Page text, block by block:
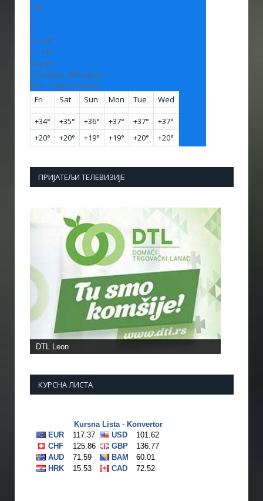
+33
°
C
H: +34°
L: +19°
Vranje
Thursday, 06 August
See 7-Day Forecast
Fri
Sat Sun Mon Tue Wed
+34° +35° +36° +37° +37° +37°
+20° +20° +19° +19° +20° +20°
ПРИЈАТЕЉИ ТЕЛЕВИЗИЈЕ
DTL Leon
КУРСНА ЛИСТА